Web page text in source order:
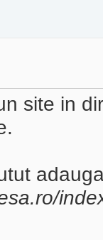
site in